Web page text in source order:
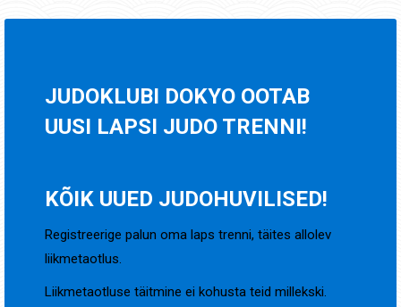
JUDOKLUBI DOKYO OOTAB
UUSI LAPSI JUDO TRENNI!
KÕIK UUED JUDOHUVILISED!
Registreerige palun oma laps trenni, täites allolev
liikmetaotlus.
Liikmetaotluse täitmine ei kohusta teid millekski.